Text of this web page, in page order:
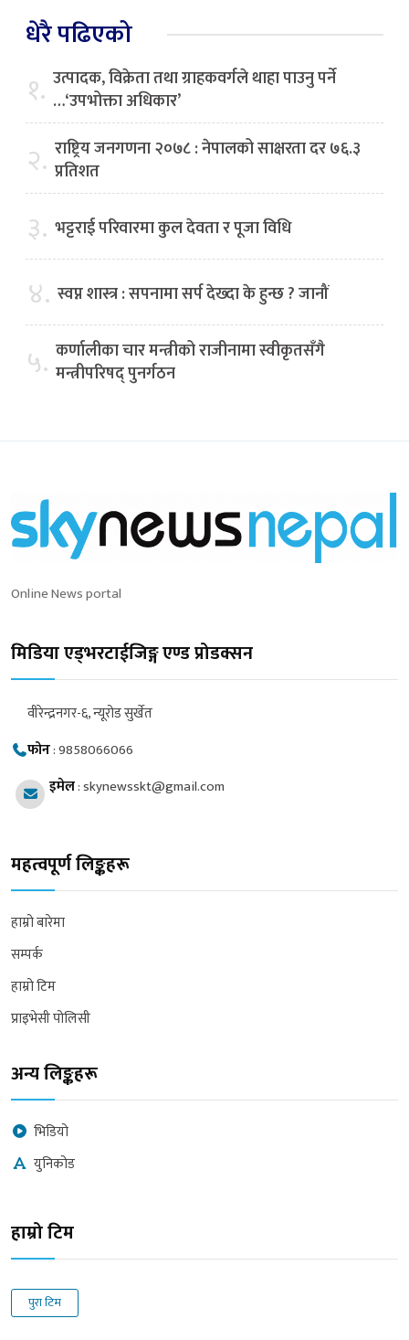
धेरै पढिएको
१. उत्पादक, विक्रेता तथा ग्राहकवर्गले थाहा पाउनु पर्ने
…‘उपभोक्ता अधिकार’
२. राष्ट्रिय जनगणना २०७८ : नेपालको साक्षरता दर ७६.३
प्रतिशत
३. भट्टराई परिवारमा कुल देवता र पूजा विधि
४. स्वप्न शास्त्र : सपनामा सर्प देख्दा के हुन्छ ? जानौं
५. कर्णालीका चार मन्त्रीको राजीनामा स्वीकृतसँगै
मन्त्रीपरिषद् पुनर्गठन
Online News portal
मिडिया एड्भरटाईजिङ्ग एण्ड प्रोडक्सन
वीरेन्द्रनगर-६, न्यूरोड सुर्खेत
फोन:9858066066
इमेल:skynewsskt@gmail.com
महत्वपूर्ण लिङ्कहरू
हाम्रो बारेमा
सम्पर्क
हाम्रो टिम
प्राइभेसी पोलिसी
अन्य लिङ्कहरू
भिडियो
युनिकोड
हाम्रो टिम
पुरा टिम